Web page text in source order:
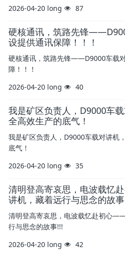
2026-04-20 long 87
硬核通讯，筑路先锋
设提供通讯保障！！！
硬核通讯，筑路先锋——D9000车载
障！！！
2026-04-20 long 40
我是矿区负责人，D9000车
全高效生产的底气！
我是矿区负责人，D9000车载对讲机
底气！
2026-04-20 long 35
清明登高寄哀思，电波载忆
讲机，藏着远行与思念的故
清明登高寄哀思，电波载忆赴初心
行与思念的故事!!!
2026-04-20 long 42